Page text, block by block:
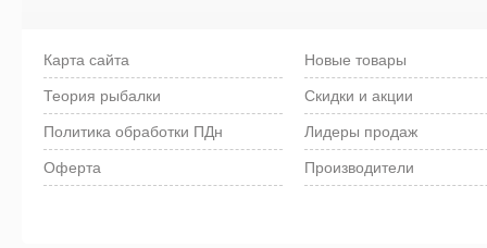
Карта сайта
Теория рыбалки
Политика обработки ПДн
Оферта
Новые товары
Скидки и акции
Лидеры продаж
Производители